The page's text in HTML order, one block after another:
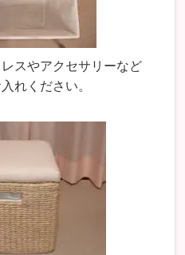
スやアクセサリーなど
れください。